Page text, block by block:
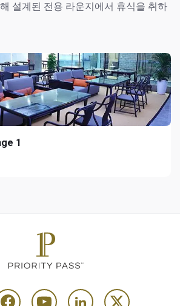
설계된 전용 라운지에서 휴식을 취하
1